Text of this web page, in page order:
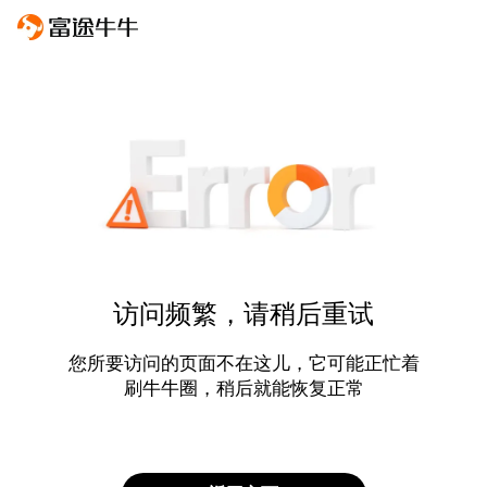
访问频繁，请稍后重试
您所要访问的页面不在这儿，它可能正忙着
刷牛牛圈，稍后就能恢复正常